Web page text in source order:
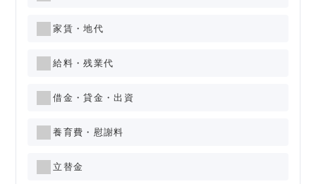
家賃・地代
給料・残業代
借金・貸金・出資
養育費・慰謝料
立替金